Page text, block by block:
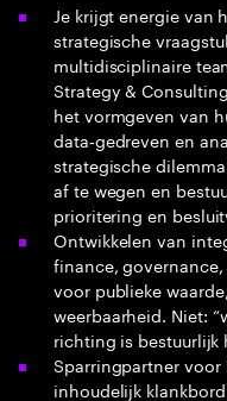
Je krijgt energie van
strategische
multidisciplinaire
Strategy &
het vormgeven van
data‑gedreven en
strategische
af te wegen en
prioritering en
Ontwikkelen van
finance,
voor publieke
weerbaarheid. Niet:
richting is bestuurlijk
Sparringpartner voor
inhoudelijk